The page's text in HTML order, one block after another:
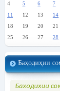
4
5 6 7
11
12 13 14
18
19 20 21
25
26 27 28
Баҳодиҳии
Баходихии